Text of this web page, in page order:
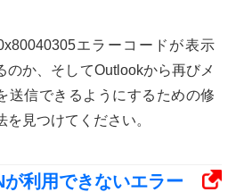
エラーコードが表示
のか、そしてOutlookから再びメ
送信できるようにするための修
を見つけてください。
利用できないエラー